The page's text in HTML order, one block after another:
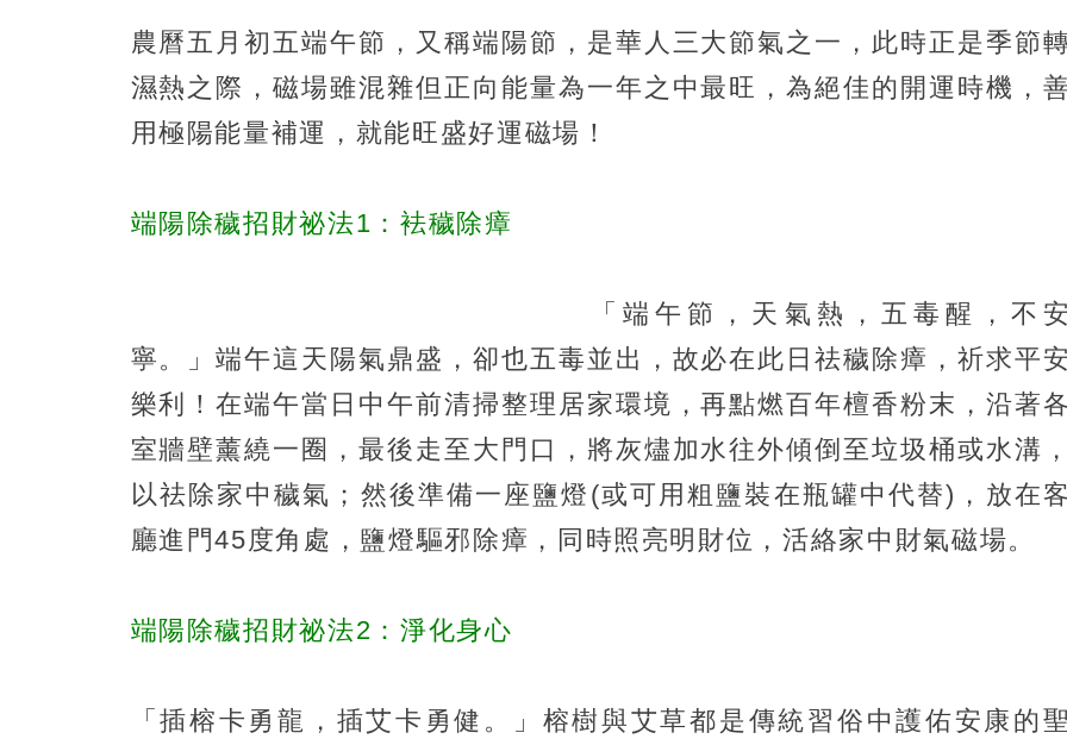
農曆五月初五端午節，又稱端陽節，是華人三大節氣之一，此時正是季節
濕熱之際，磁場雖混雜但正向能量為一年之中最旺，為絕佳的開運時機，善
用極陽能量補運，就能旺盛好運磁場！
端陽除穢招財祕法1：袪穢除瘴
「端午節，天氣熱，五毒醒，不安
寧。」端午這天陽氣鼎盛，卻也五毒並出，故必在此日祛穢除瘴，祈求平安
樂利！在端午當日中午前清掃整理居家環境，再點燃百年檀香粉末，沿著各
室牆壁薰繞一圈，最後走至大門口，將灰燼加水往外傾倒至垃圾桶或水溝，
以祛除家中穢氣；然後準備一座鹽燈(或可用粗鹽裝在瓶罐中代替)，放在客
廳進門45度角處，鹽燈驅邪除瘴，同時照亮明財位，活絡家中財氣磁場。
端陽除穢招財祕法2：淨化身心
「插榕卡勇龍，插艾卡勇健。」榕樹與艾草都是傳統習俗中護佑安康的聖